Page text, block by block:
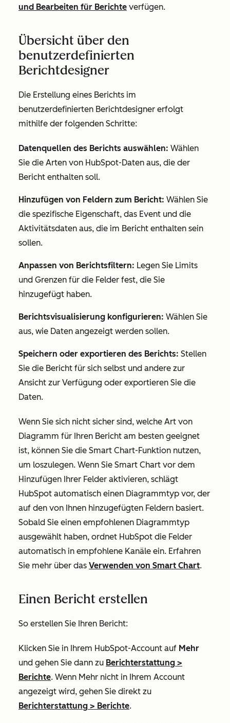
und Bearbeiten für Berichte verfügen.
Übersicht über den
benutzerdefinierten
Berichtdesigner
Die Erstellung eines Berichts im
benutzerdefinierten Berichtdesigner erfolgt
mithilfe der folgenden Schritte:
Datenquellen des Berichts auswählen: Wählen
Sie die Arten von HubSpot-Daten aus, die der
Bericht enthalten soll.
Hinzufügen von Feldern zum Bericht: Wählen Sie
die spezifische Eigenschaft, das Event und die
Aktivitätsdaten aus, die im Bericht enthalten sein
sollen.
Anpassen von Berichtsfiltern: Legen Sie Limits
und Grenzen für die Felder fest, die Sie
hinzugefügt haben.
Berichtsvisualisierung konfigurieren: Wählen Sie
aus, wie Daten angezeigt werden sollen.
Speichern oder exportieren des Berichts: Stellen
Sie die Bericht für sich selbst und andere zur
Ansicht zur Verfügung oder exportieren Sie die
Daten.
Wenn Sie sich nicht sicher sind, welche Art von
Diagramm für Ihren Bericht am besten geeignet
ist, können Sie die Smart Chart-Funktion nutzen,
um loszulegen. Wenn Sie Smart Chart vor dem
Hinzufügen Ihrer Felder aktivieren, schlägt
HubSpot automatisch einen Diagrammtyp vor, der
auf den von Ihnen hinzugefügten Feldern basiert.
Sobald Sie einen empfohlenen Diagrammtyp
ausgewählt haben, ordnet HubSpot die Felder
automatisch in empfohlene Kanäle ein. Erfahren
Sie mehr über das Verwenden von Smart Chart.
Einen Bericht erstellen
So erstellen Sie Ihren Bericht:
Klicken Sie in Ihrem HubSpot-Account auf Mehr
und gehen Sie dann zu Berichterstattung >
Berichte. Wenn Mehr nicht in Ihrem Account
angezeigt wird, gehen Sie direkt zu
Berichterstattung > Berichte.